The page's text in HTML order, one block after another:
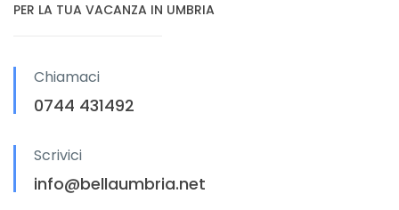
PER LA TUA VACANZA IN UMBRIA
Chiamaci
0744 431492
Scrivici
info@bellaumbria.net